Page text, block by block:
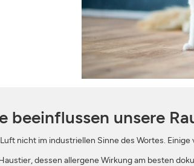
beeinflussen unsere
nicht im industriellen Sinne des Wortes.
dessen allergene Wirkung am besten